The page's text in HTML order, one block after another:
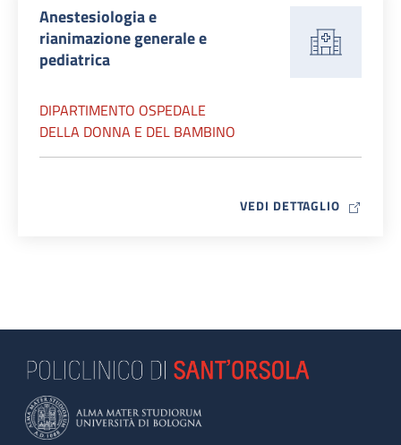
Anestesiologia e
rianimazione generale e
pediatrica
DIPARTIMENTO OSPEDALE
DELLA DONNA E DEL BAMBINO
VEDI DETTAGLIO MAP ICON